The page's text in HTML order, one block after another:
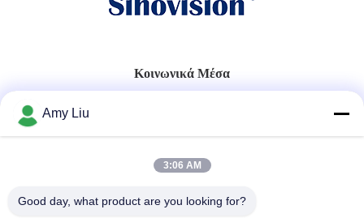
Κοινωνικά Μέσα
86-0755-23747569
Amy Liu
3:06 AM
Good day, what product are you looking for?